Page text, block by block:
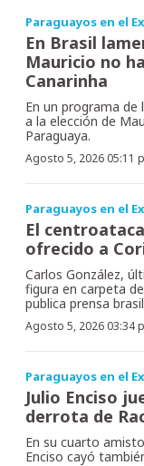
Paraguayos en el
En Brasil
Mauricio no
Canarinha
En un programa de
a la elección de
Paraguaya.
Agosto 5, 2026 05:11
Paraguayos en el
El
ofrecido a
Carlos González,
figura en carpeta
publica prensa
Agosto 5, 2026 03:34
Paraguayos en el
Julio Enciso
derrota de
En su cuarto
Enciso cayó